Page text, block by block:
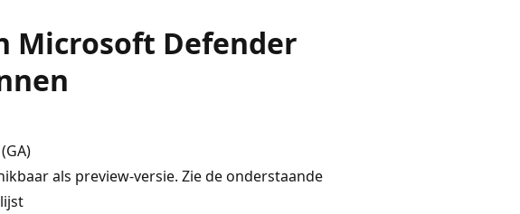
Microsoft Defender
als preview-versie. Zie de onderstaande